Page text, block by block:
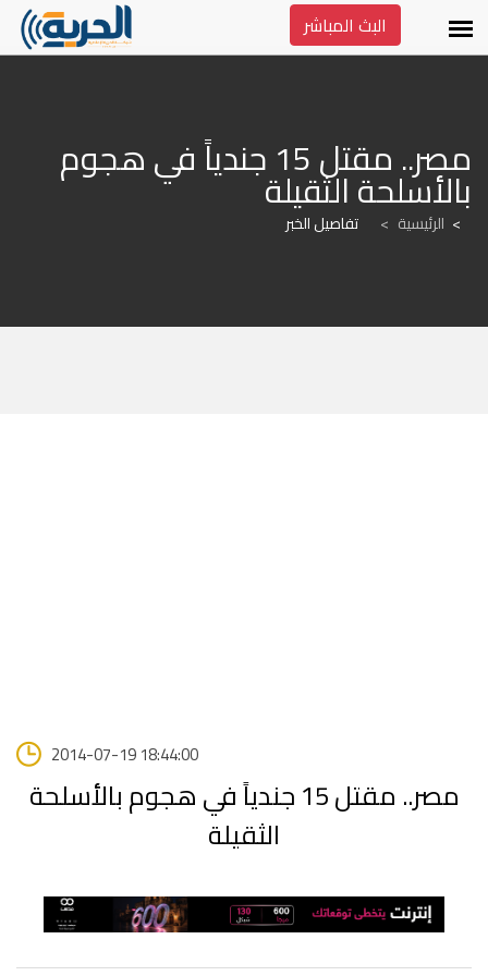
البث المباشر
بالأسلحة الثقيلة
الرئيسية > تفاصيل الخبر
2014-07-19 18:44:00
مصر.. مقتل 15 جندياً في هجوم بالأسلحة
الثقيلة